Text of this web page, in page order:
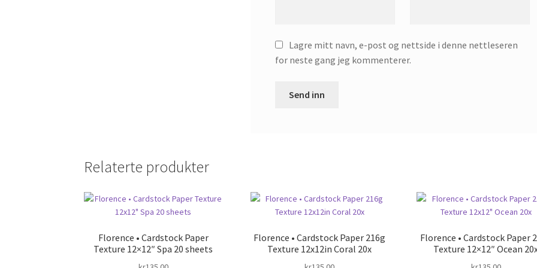
Lagre mitt navn, e-post og nettside i denne nettleseren
for neste gang jeg kommenterer.
Relaterte produkter
Florence • Cardstock Paper
Texture 12×12″ Spa 20 sheets
Florence • Cardstock Paper 216g
Texture 12x12in Coral 20x
Florence • Cardstock Paper
Texture 12×12″ Ocean